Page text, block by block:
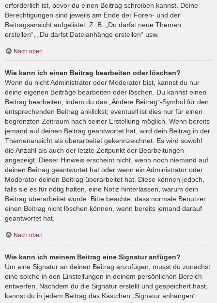
erforderlich ist, bevor du einen Beitrag schreiben kannst. Deine
Berechtigungen sind jeweils am Ende der Foren- und der
Beitragsansicht aufgelistet. Z. B. „Du darfst neue Themen
erstellen“, „Du darfst Dateianhänge erstellen“ usw.
Nach oben
Wie kann ich einen Beitrag bearbeiten oder löschen?
Wenn du nicht Administrator oder Moderator bist, kannst du nur
deine eigenen Beiträge bearbeiten oder löschen. Du kannst einen
Beitrag bearbeiten, indem du das „Ändere Beitrag“-Symbol für den
entsprechenden Beitrag anklickst; eventuell ist dies nur für einen
begrenzten Zeitraum nach seiner Erstellung möglich. Wenn bereits
jemand auf deinen Beitrag geantwortet hat, wird dein Beitrag in der
Themenansicht als überarbeitet gekennzeichnet. Es wird sowohl
die Anzahl als auch der letzte Zeitpunkt der Bearbeitungen
angezeigt. Dieser Hinweis erscheint nicht, wenn noch niemand auf
deinen Beitrag geantwortet hat oder wenn ein Administrator oder
Moderator deinen Beitrag überarbeitet hat. Diese können jedoch,
falls sie es für nötig halten, eine Notiz hinterlassen, warum dein
Beitrag überarbeitet wurde. Bitte beachte, dass normale Benutzer
einen Beitrag nicht löschen können, wenn bereits jemand darauf
geantwortet hat.
Nach oben
Wie kann ich meinem Beitrag eine Signatur anfügen?
Um eine Signatur an deinen Beitrag anzufügen, musst du zunächst
eine solche in den Einstellungen in deinem persönlichen Bereich
entwerfen. Nachdem du die Signatur erstellt und gespeichert hast,
kannst du in jedem Beitrag das Kästchen „Signatur anhängen“